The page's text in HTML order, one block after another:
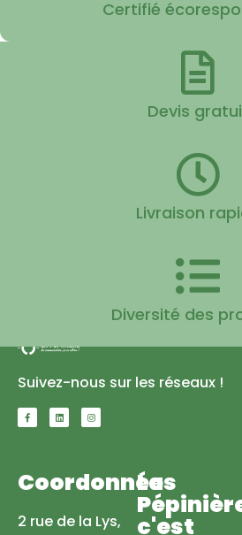
Certifié
Devis
Livraison
Diversité des
Suivez-nous sur les réseaux !
Coordonnées
2 rue de la Lys,
La
c'est